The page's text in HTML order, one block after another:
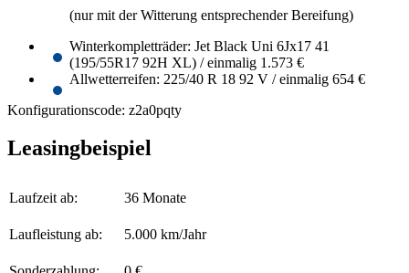
(nur mit der Witterung entsprechender Bereifung)
Winterkompletträder: Jet Black Uni 6Jx17 41
(195/55R17 92H XL) / einmalig 1.573 €
Allwetterreifen: 225/40 R 18 92 V / einmalig 654 €
Konfigurationscode: z2a0pqty
Leasingbeispiel
Laufzeit ab: 36 Monate
Laufleistung ab: 5.000 km/Jahr